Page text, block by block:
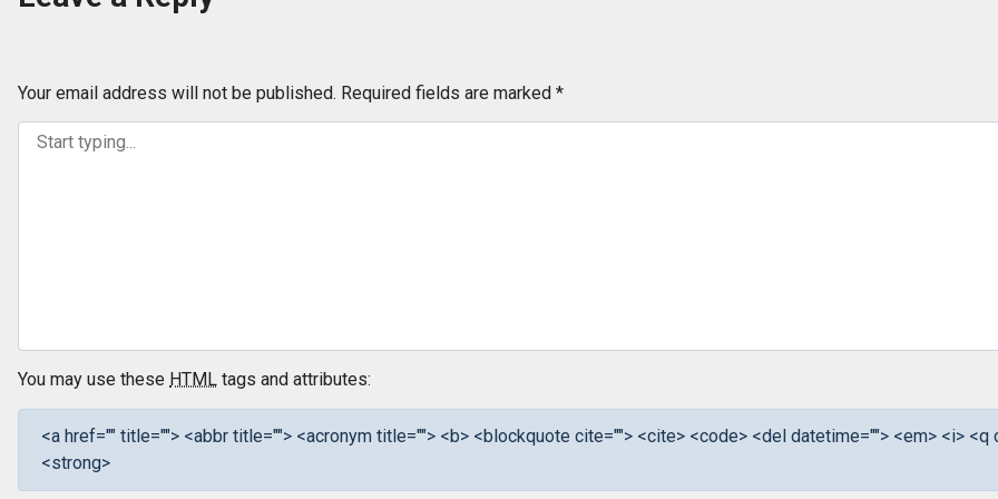
Your email address will not be published. Required fields are marked *
You may use these HTML tags and attributes:
<a href="" title=""> <abbr title=""> <acronym title=""> <b> <blockquote cite=""> <cite> <code> <del datetime=""> <em> <i> <q
<strong>